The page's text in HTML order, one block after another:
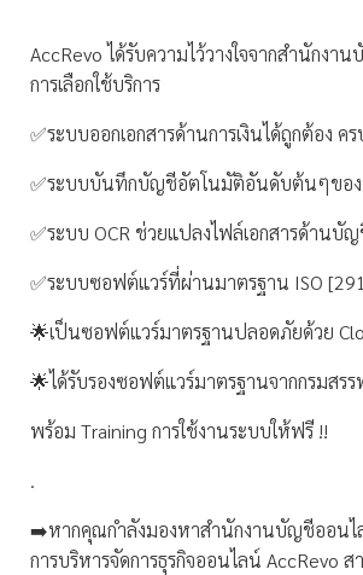
AccRevo ได้รับความไว้วางใจจากสำนักงา
การเลือกใช้บริการ
✅ระบบออกเอกสารด้านการเงินได้ถูกต้อง ค
✅ระบบบันทึกบัญชีอัตโนมัติอันดับต้นๆของ
✅ระบบ OCR ช่วยแปลงไฟล์เอกสารด้านบั
✅ระบบซอฟต์แวร์ที่ผ่านมาตรฐาน ISO
🌟เป็นซอฟต์แวร์มาตรฐานปลอดภัยด้วย
🌟ได้รับรองซอฟต์แวร์มาตรฐานจากกรมสรร
พร้อม Training การใช้งานระบบให้ฟรี !!
.
➡️หากคุณกำลังมองหาสำนักงานบัญชีออนไ
การบริหารจัดการธุรกิจออนไลน์ AccRevo